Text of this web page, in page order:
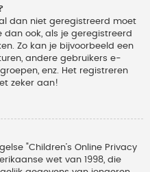
dan niet geregistreerd moet
ook, als je geregistreerd
Zo kan je bijvoorbeeld een
andere gebruikers e-
enz. Het registreren
zeker aan!
"Children’s Online Privacy
wet van 1998, die